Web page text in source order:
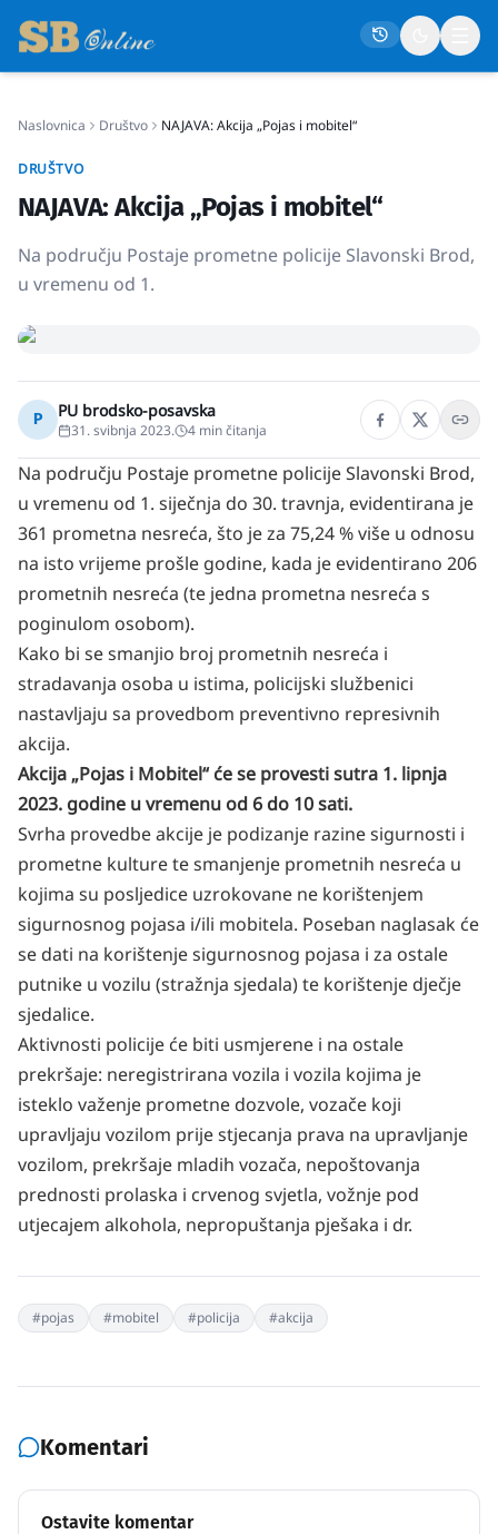
Politika
Gospodarstvo
Crna kronika
Sport
Kultura
Osmrtnice
Naslovnica Društvo NAJAVA: Akcija „Pojas i mobitel“
DRUŠTVO
NAJAVA: Akcija „Pojas i mobitel“
Na području Postaje prometne policije Slavonski Brod,
u vremenu od 1.
P PU brodsko-posavska
31. svibnja 2023. 4 min čitanja
Na području Postaje prometne policije Slavonski Brod,
u vremenu od 1. siječnja do 30. travnja, evidentirana je
361 prometna nesreća, što je za 75,24 % više u odnosu
na isto vrijeme prošle godine, kada je evidentirano 206
prometnih nesreća (te jedna prometna nesreća s
poginulom osobom).
Kako bi se smanjio broj prometnih nesreća i
stradavanja osoba u istima, policijski službenici
nastavljaju sa provedbom preventivno represivnih
akcija.
Akcija „Pojas i Mobitel“ će se provesti sutra 1. lipnja
2023. godine u vremenu od 6 do 10 sati.
Svrha provedbe akcije je podizanje razine sigurnosti i
prometne kulture te smanjenje prometnih nesreća u
kojima su posljedice uzrokovane ne korištenjem
sigurnosnog pojasa i/ili mobitela. Poseban naglasak će
se dati na korištenje sigurnosnog pojasa i za ostale
putnike u vozilu (stražnja sjedala) te korištenje dječje
sjedalice.
Aktivnosti policije će biti usmjerene i na ostale
prekršaje: neregistrirana vozila i vozila kojima je
isteklo važenje prometne dozvole, vozače koji
upravljaju vozilom prije stjecanja prava na upravljanje
vozilom, prekršaje mladih vozača, nepoštovanja
prednosti prolaska i crvenog svjetla, vožnje pod
utjecajem alkohola, nepropuštanja pješaka i dr.
#pojas #mobitel #policija #akcija
Komentari
Ostavite komentar